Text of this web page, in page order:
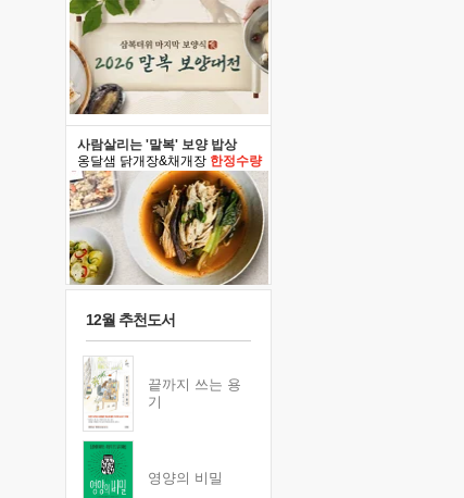
사람살리는 '말복' 보양 밥상
옹달샘 닭개장&채개장 한정수량
12월 추천도서
끝까지 쓰는 용
기
영양의 비밀